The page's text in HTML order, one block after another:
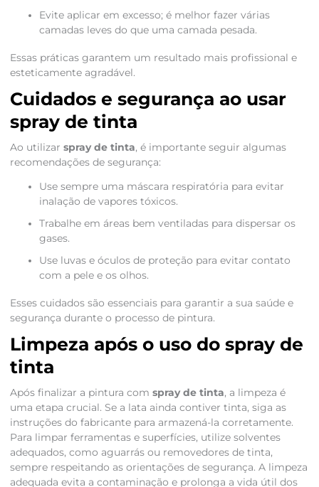
Evite aplicar em excesso; é melhor fazer várias
camadas leves do que uma camada pesada.
Essas práticas garantem um resultado mais profissional e
esteticamente agradável.
Cuidados e segurança ao usar
spray de tinta
Ao utilizar spray de tinta, é importante seguir algumas
recomendações de segurança:
Use sempre uma máscara respiratória para evitar
inalação de vapores tóxicos.
Trabalhe em áreas bem ventiladas para dispersar os
gases.
Use luvas e óculos de proteção para evitar contato
com a pele e os olhos.
Esses cuidados são essenciais para garantir a sua saúde e
segurança durante o processo de pintura.
Limpeza após o uso do spray de
tinta
Após finalizar a pintura com spray de tinta, a limpeza é
uma etapa crucial. Se a lata ainda contiver tinta, siga as
instruções do fabricante para armazená-la corretamente.
Para limpar ferramentas e superfícies, utilize solventes
adequados, como aguarrás ou removedores de tinta,
sempre respeitando as orientações de segurança. A limpeza
adequada evita a contaminação e prolonga a vida útil dos